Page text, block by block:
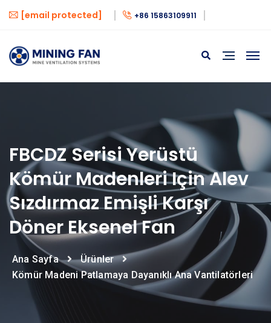
[email protected] +86 15863109911
FBCDZ Serisi Yerüstü
Kömür Madenleri Için Alev
Sızdırmaz Emişli Karşı
Döner Eksenel Fan
Ana Sayfa
Ürünler
Kömür Madeni Patlamaya Dayanıklı Ana Vantilatörleri